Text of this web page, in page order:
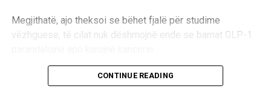
Megjithatë, ajo theksoi se bëhet fjalë për studime
vëzhguese, të cilat nuk dëshmojnë ende se barnat GLP-1
“Këto nuk janë studime që u japin pacientëve arsye t’i
CONTINUE READING